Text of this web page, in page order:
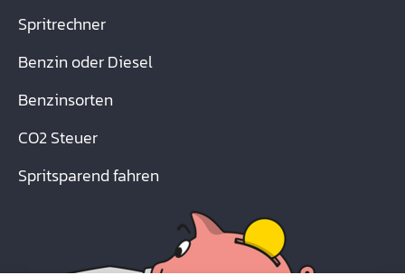
Spritrechner
Benzin oder Diesel
Benzinsorten
CO2 Steuer
Spritsparend fahren